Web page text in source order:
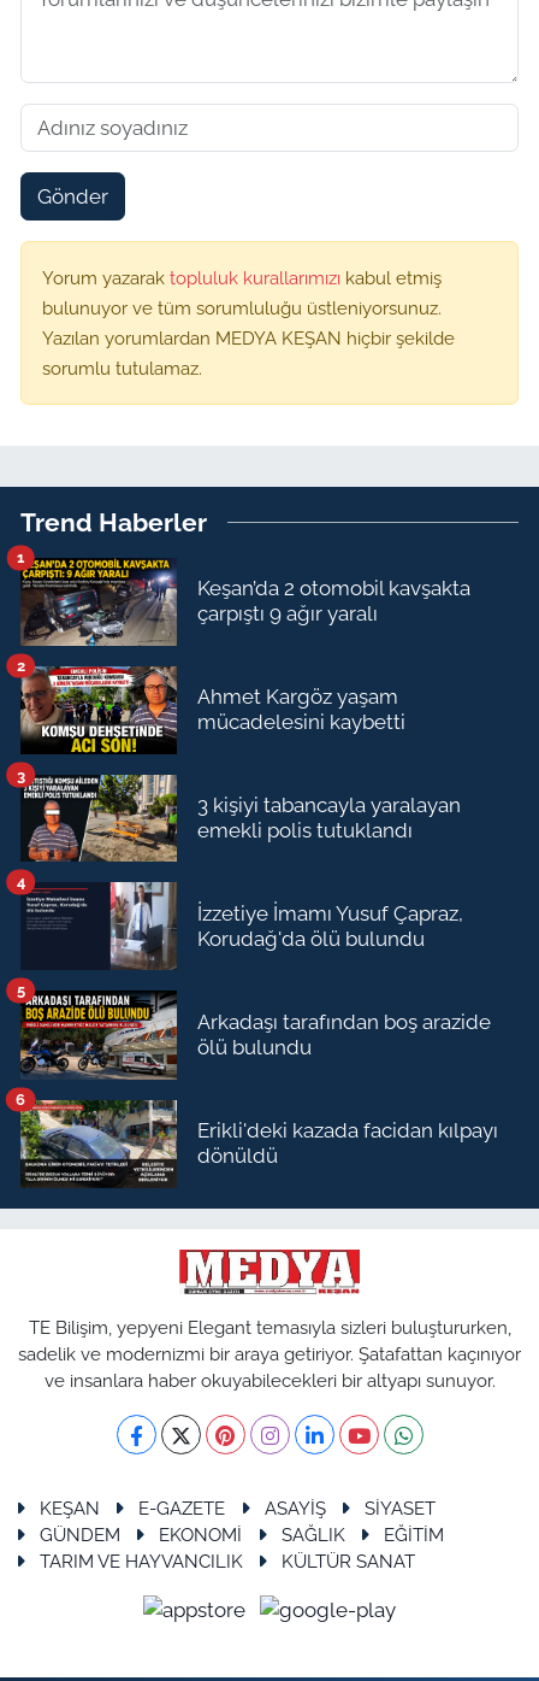
Gönder
Yorum yazarak topluluk kurallarımızı kabul etmiş
bulunuyor ve tüm sorumluluğu üstleniyorsunuz.
Yazılan yorumlardan MEDYA KEŞAN hiçbir şekilde
sorumlu tutulamaz.
Trend Haberler
Keşan’da 2 otomobil kavşakta
çarpıştı 9 ağır yaralı
1
Ahmet Kargöz yaşam
mücadelesini kaybetti
2
3 kişiyi tabancayla yaralayan
emekli polis tutuklandı
3
İzzetiye İmamı Yusuf Çapraz,
Korudağ'da ölü bulundu
4
Arkadaşı tarafından boş arazide
ölü bulundu
5
Erikli'deki kazada facidan kılpayı
dönüldü
6
TE Bilişim, yepyeni Elegant temasıyla sizleri buluştururken,
sadelik ve modernizmi bir araya getiriyor. Şatafattan kaçınıyor
ve insanlara haber okuyabilecekleri bir altyapı sunuyor.
KEŞAN E-GAZETE ASAYİŞ
SİYASET
GÜNDEM
EKONOMİ SAĞLIK
EĞİTİM
TARIM VE HAYVANCILIK
KÜLTÜR SANAT